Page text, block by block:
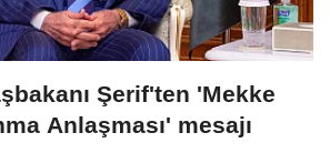
Şerif'ten 'Mekke
Anlaşması' mesajı